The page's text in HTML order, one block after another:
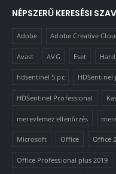
NÉPSZERŰ KERESÉSI
Adobe Adobe Creative
Avast AVG Eset
hdsentinel 5 pc HDSentinel
HDSentinel Professional
merevlemez ellenőrzés
Microsoft Office Office
Office Professional plus 2019